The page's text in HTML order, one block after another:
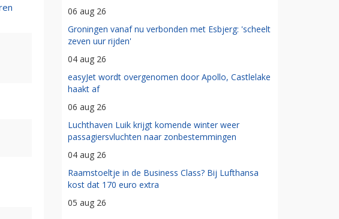
06 aug 26
Groningen vanaf nu verbonden met Esbjerg: 'scheelt
zeven uur rijden'
04 aug 26
easyJet wordt overgenomen door Apollo, Castlelake
haakt af
06 aug 26
Luchthaven Luik krijgt komende winter weer
passagiersvluchten naar zonbestemmingen
04 aug 26
Raamstoeltje in de Business Class? Bij Lufthansa
kost dat 170 euro extra
05 aug 26